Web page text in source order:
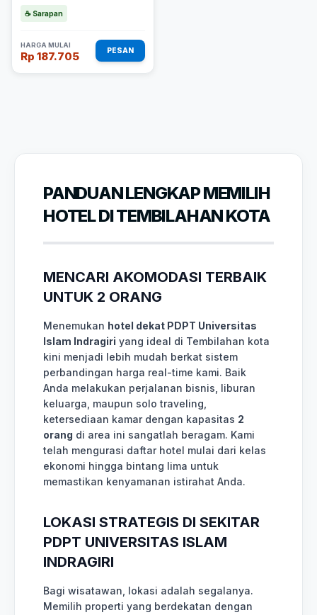
☕ Sarapan
HARGA MULAI
Rp 187.705 PESAN
PANDUAN LENGKAP MEMILIH
HOTEL DI TEMBILAHAN KOTA
MENCARI AKOMODASI TERBAIK
UNTUK 2 ORANG
Menemukan hotel dekat PDPT Universitas
Islam Indragiri yang ideal di Tembilahan kota
kini menjadi lebih mudah berkat sistem
perbandingan harga real-time kami. Baik
Anda melakukan perjalanan bisnis, liburan
keluarga, maupun solo traveling,
ketersediaan kamar dengan kapasitas 2
orang di area ini sangatlah beragam. Kami
telah mengurasi daftar hotel mulai dari kelas
ekonomi hingga bintang lima untuk
memastikan kenyamanan istirahat Anda.
LOKASI STRATEGIS DI SEKITAR
PDPT UNIVERSITAS ISLAM
INDRAGIRI
Bagi wisatawan, lokasi adalah segalanya.
Memilih properti yang berdekatan dengan